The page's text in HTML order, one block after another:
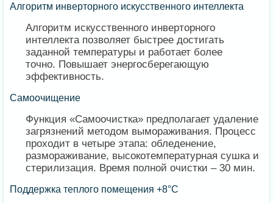
​Алгоритм инверторного искусственного интеллекта
Алгоритм искусственного инверторного
интеллекта позволяет быстрее достигать
заданной температуры и работает более
точно. Повышает энергосберегающую
эффективность.
​Самоочищение
Функция «Самоочистка» предполагает удаление
загрязнений методом вымораживания. Процесс
проходит в четыре этапа: обледенение,
размораживание, высокотемпературная сушка и
стерилизация. Время полной очистки – 30 мин.
​Поддержка теплого помещения +8°C